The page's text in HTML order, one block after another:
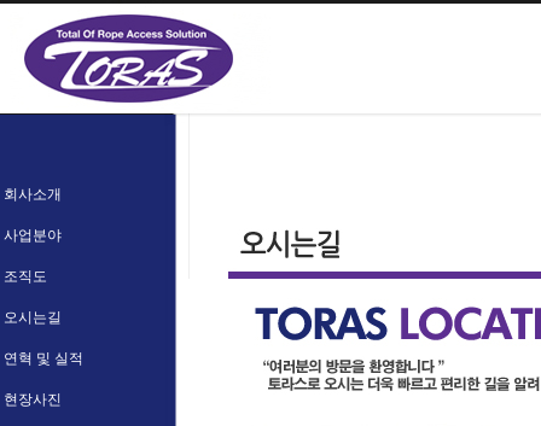
회사소개
사업분야
조직도
오시는길
연혁 및 실적
현장사진